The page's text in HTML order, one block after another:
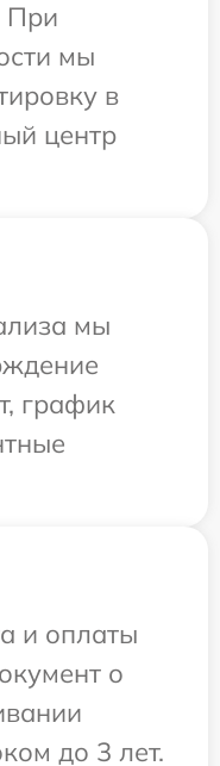
При
мы
в
центр
мы
график
и оплаты
о
до 3 лет.